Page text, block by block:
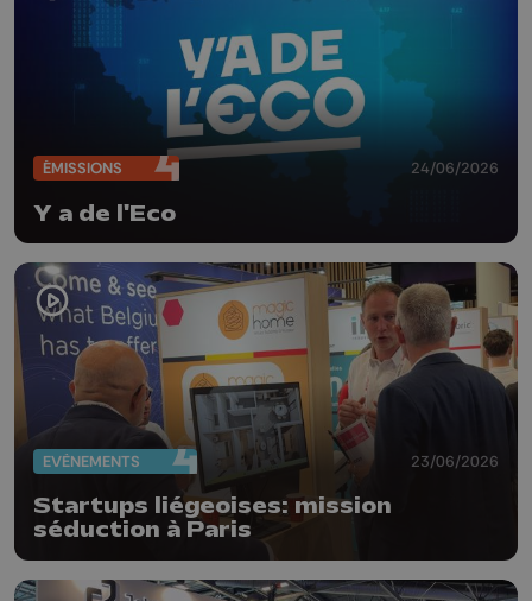
ÉMISSIONS 24/06/2026
Y a de l'Eco
EVÈNEMENTS 23/06/2026
Startups liégeoises: mission
séduction à Paris